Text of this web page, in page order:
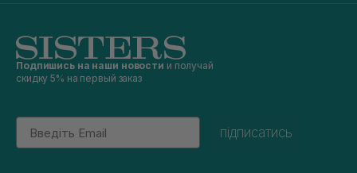
Подпишись на наши новости и получай
скидку 5% на первый заказ
Email
підписатись